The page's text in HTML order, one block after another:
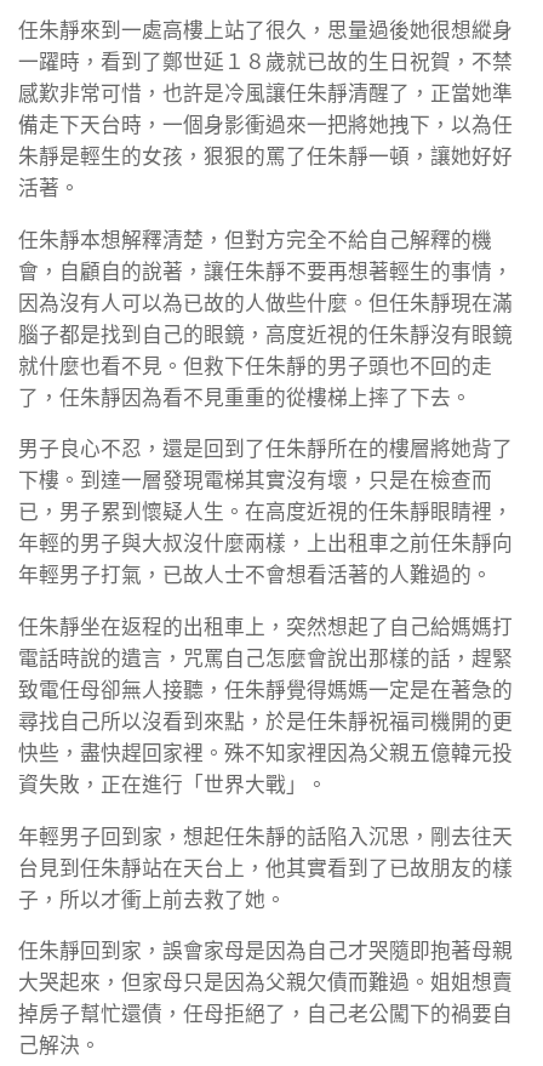
任朱靜來到一處高樓上站了很久，思量過後她很想縱身
一躍時，看到了鄭世延１８歲就已故的生日祝賀，不禁
感歎非常可惜，也許是冷風讓任朱靜清醒了，正當她準
備走下天台時，一個身影衝過來一把將她拽下，以為任
朱靜是輕生的女孩，狠狠的罵了任朱靜一頓，讓她好好
活著。
任朱靜本想解釋清楚，但對方完全不給自己解釋的機
會，自顧自的說著，讓任朱靜不要再想著輕生的事情，
因為沒有人可以為已故的人做些什麼。但任朱靜現在滿
腦子都是找到自己的眼鏡，高度近視的任朱靜沒有眼鏡
就什麼也看不見。但救下任朱靜的男子頭也不回的走
了，任朱靜因為看不見重重的從樓梯上摔了下去。
男子良心不忍，還是回到了任朱靜所在的樓層將她背了
下樓。到達一層發現電梯其實沒有壞，只是在檢查而
已，男子累到懷疑人生。在高度近視的任朱靜眼睛裡，
年輕的男子與大叔沒什麼兩樣，上出租車之前任朱靜向
年輕男子打氣，已故人士不會想看活著的人難過的。
任朱靜坐在返程的出租車上，突然想起了自己給媽媽打
電話時說的遺言，咒罵自己怎麼會說出那樣的話，趕緊
致電任母卻無人接聽，任朱靜覺得媽媽一定是在著急的
尋找自己所以沒看到來點，於是任朱靜祝福司機開的更
快些，盡快趕回家裡。殊不知家裡因為父親五億韓元投
資失敗，正在進行「世界大戰」。
年輕男子回到家，想起任朱靜的話陷入沉思，剛去往天
台見到任朱靜站在天台上，他其實看到了已故朋友的樣
子，所以才衝上前去救了她。
任朱靜回到家，誤會家母是因為自己才哭隨即抱著母親
大哭起來，但家母只是因為父親欠債而難過。姐姐想賣
掉房子幫忙還債，任母拒絕了，自己老公闖下的禍要自
己解決。